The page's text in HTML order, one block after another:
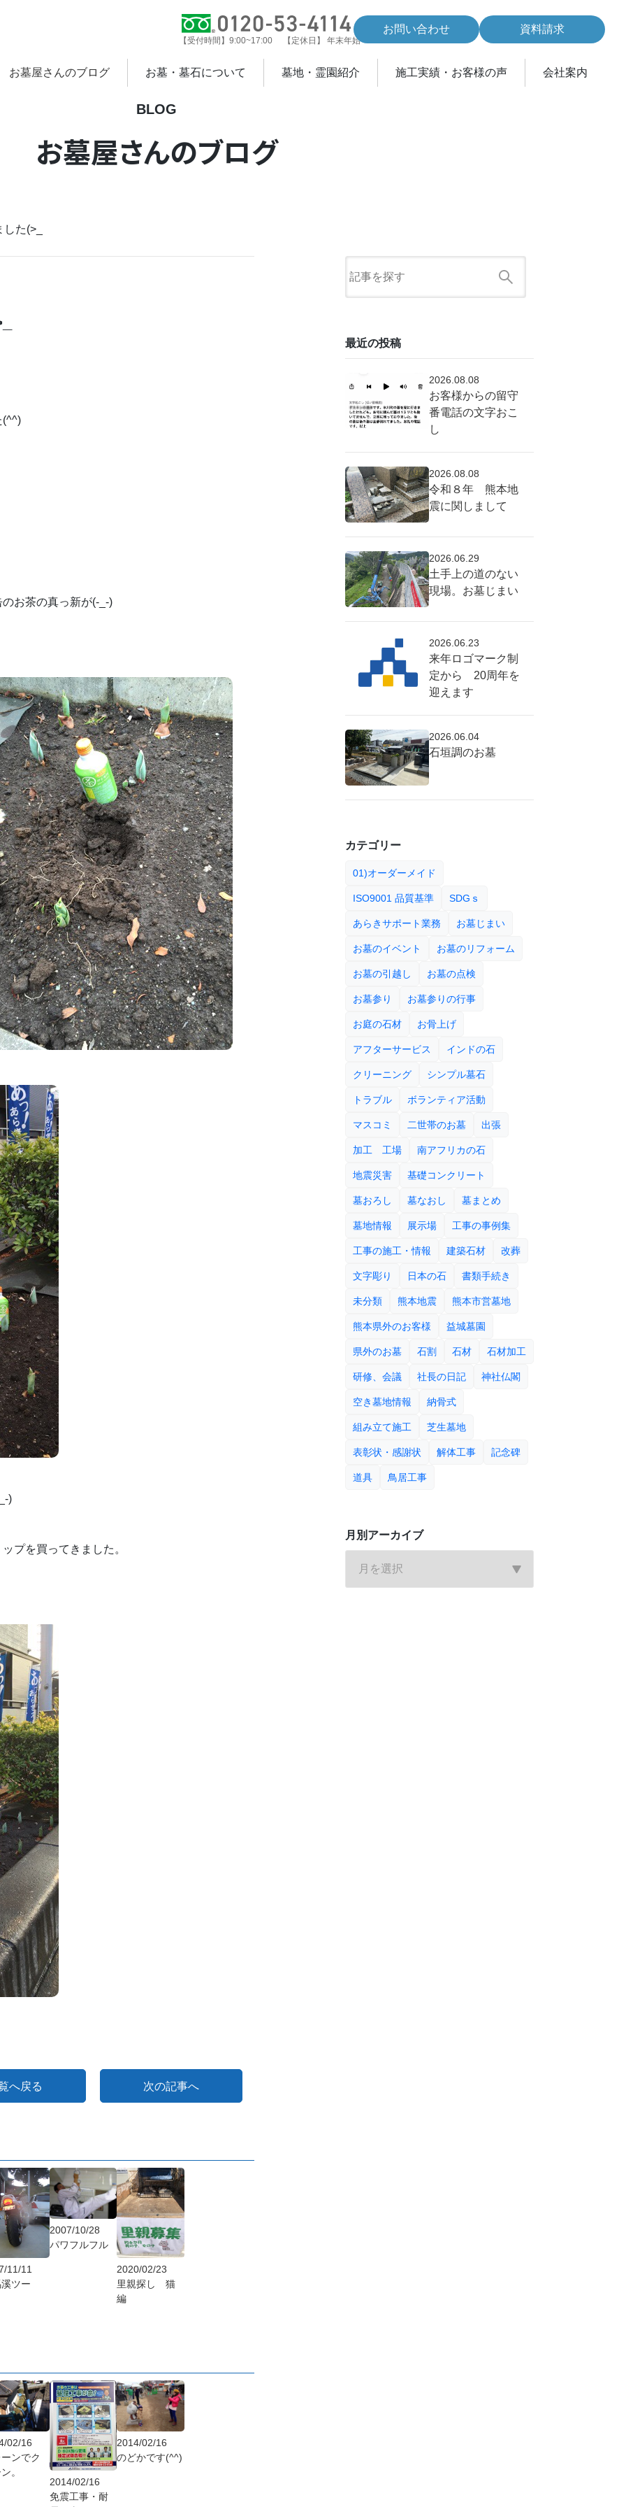
【受付時間】9:00~17:00 【定休日】 年末年始
お問い合わせ 資料請求
お墓屋さんのブログ お墓・墓石について 墓地・霊園紹介 施工実績・お客様の声 会社案内
BLOG
お墓屋さんのブログ
た(>_
(^^)
お茶の真っ新が(-_-)
)
プを買ってきました。
へ戻る 次の記事へ
11/11
ツー
2007/10/28
パワフルフル
2020/02/23
里親探し 猫
編
02/16
ンでク
。
2014/02/16
免震工事・耐
2014/02/16
のどかです(^^)
最近の投稿
2026.08.08
お客様からの留守
番電話の文字おこ
し
2026.08.08
令和８年 熊本地
震に関しまして
2026.06.29
土手上の道のない
現場。お墓じまい
2026.06.23
来年ロゴマーク制
定から 20周年を
迎えます
2026.06.04
石垣調のお墓
カテゴリー
01)オーダーメイド
ISO9001 品質基準 SDGｓ
あらきサポート業務 お墓じまい
お墓のイベント お墓のリフォーム
お墓の引越し お墓の点検
お墓参り お墓参りの行事
お庭の石材 お骨上げ
アフターサービス インドの石
クリーニング シンプル墓石
トラブル ボランティア活動
マスコミ 二世帯のお墓 出張
加工 工場 南アフリカの石
地震災害 基礎コンクリート
墓おろし 墓なおし 墓まとめ
墓地情報 展示場 工事の事例集
工事の施工・情報 建築石材 改葬
文字彫り 日本の石 書類手続き
未分類 熊本地震 熊本市営墓地
熊本県外のお客様 益城墓園
県外のお墓 石割 石材 石材加工
研修、会議 社長の日記 神社仏閣
空き墓地情報 納骨式
組み立て施工 芝生墓地
表彰状・感謝状 解体工事 記念碑
道具 鳥居工事
月別アーカイブ